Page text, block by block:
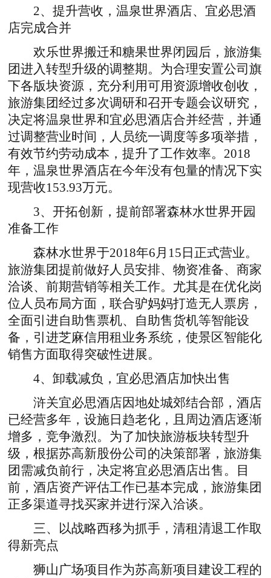
2、提升营收，温泉世界酒店、宜必思酒
店完成合并
欢乐世界搬迁和糖果世界闭园后，旅游集
团进入转型升级的调整期。为合理安置公司旗
下各版块资源，充分利用可用资源增收创收，
旅游集团经过多次调研和召开专题会议研究，
决定将温泉世界和宜必思酒店合并经营，并通
过调整营业时间，人员统一调度等多项举措，
有效节约劳动成本，提升了工作效率。2018
年，温泉世界酒店在今年没有包量的情况下实
现营收153.93万元。
3、开拓创新，提前部署森林水世界开园
准备工作
森林水世界于2018年6月15日正式营业。
旅游集团提前做好人员安排、物资准备、商家
洽谈、前期营销等相关工作。尤其是在优化岗
位人员布局方面，联合驴妈妈打造无人票房，
全面引进自助售票机、自助售货机等智能设
备，引进芝麻信用租业务系统，使景区智能化
销售方面取得突破性进展。
4、卸载减负，宜必思酒店加快出售
浒关宜必思酒店因地处城郊结合部，酒店
已经营多年，设施日趋老化，且周边酒店逐渐
增多，竞争激烈。为了加快旅游板块转型升
级，根据苏高新股份公司的决策部署，旅游集
团需减负前行，决定将宜必思酒店出售。目
前，酒店资产评估工作已基本完成，旅游集团
正多渠道寻找买家并进行深入洽谈。
三、以战略西移为抓手，清租清退工作取
得新亮点
狮山广场项目作为苏高新项目建设工程的